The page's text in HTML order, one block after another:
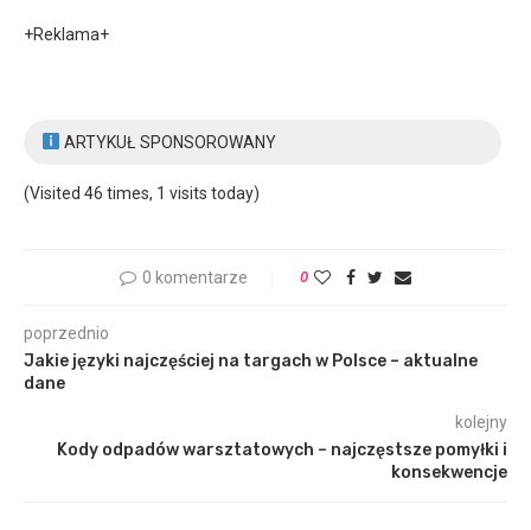
+Reklama+
ARTYKUŁ SPONSOROWANY
(Visited 46 times, 1 visits today)
0 komentarze 0
poprzednio
Jakie języki najczęściej na targach w Polsce – aktualne
dane
kolejny
Kody odpadów warsztatowych – najczęstsze pomyłki i
konsekwencje